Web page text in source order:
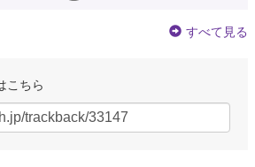
すべて見る
こちら